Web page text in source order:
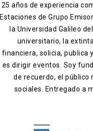
25 años de experiencia
Estaciones de Grupo
la Universidad Galileo
universitario, la
financiera, solicia, publica
es dirigir eventos. Soy
de recuerdo, el público
sociales. Entregado a